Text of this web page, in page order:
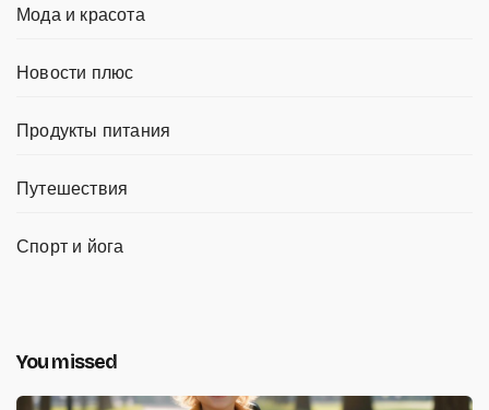
Мода и красота
Новости плюс
Продукты питания
Путешествия
Спорт и йога
You missed